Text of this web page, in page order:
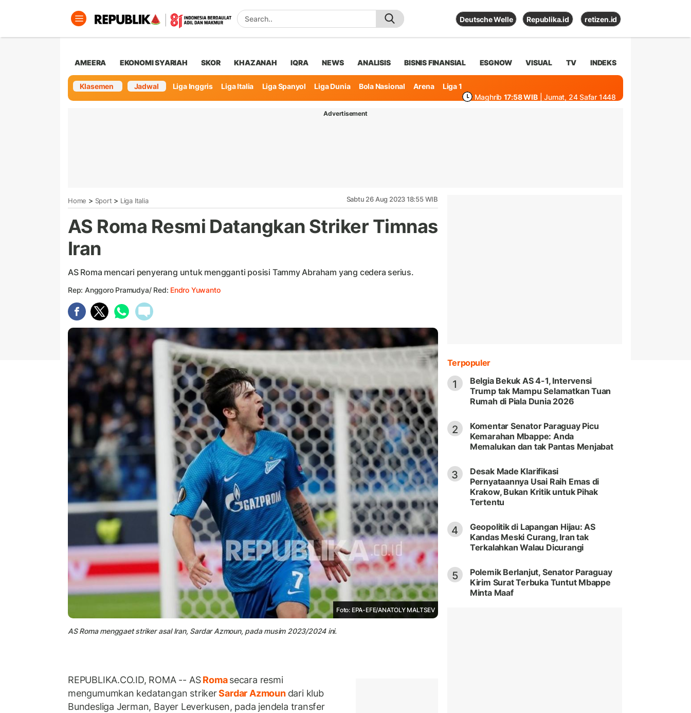
Deutsche Welle Republika.id retizen.id
AMEERA EKONOMI SYARIAH SKOR KHAZANAH IQRA NEWS ANALISIS BISNIS FINANSIAL ESGNOW VISUAL TV INDEKS
Klasemen Jadwal Liga Inggris Liga Italia Liga Spanyol Liga Dunia Bola Nasional Arena
Liga 1
Maghrib 17:58 WIB | Jumat, 24 Safar 1448
Advertisement
Home > Sport > Liga Italia Sabtu 26 Aug 2023 18:55 WIB
AS Roma Resmi Datangkan Striker Timnas
Iran
AS Roma mencari penyerang untuk mengganti posisi Tammy Abraham yang cedera serius.
Rep: Anggoro Pramudya/ Red: Endro Yuwanto
Foto: EPA-EFE/ANATOLY MALTSEV
AS Roma menggaet striker asal Iran, Sardar Azmoun, pada musim 2023/2024 ini.
REPUBLIKA.CO.ID, ROMA -- ASRomasecara resmi
mengumumkan kedatangan strikerSardar Azmoun dari klub
Bundesliga Jerman, Bayer Leverkusen, pada jendela transfer
Terpopuler
1
Belgia Bekuk AS 4-1, Intervensi
Trump tak Mampu Selamatkan Tuan
Rumah di Piala Dunia 2026
2
Komentar Senator Paraguay Picu
Kemarahan Mbappe: Anda
Memalukan dan tak Pantas Menjabat
3
Desak Made Klarifikasi
Pernyataannya Usai Raih Emas di
Krakow, Bukan Kritik untuk Pihak
Tertentu
4
Geopolitik di Lapangan Hijau: AS
Kandas Meski Curang, Iran tak
Terkalahkan Walau Dicurangi
5
Polemik Berlanjut, Senator Paraguay
Kirim Surat Terbuka Tuntut Mbappe
Minta Maaf